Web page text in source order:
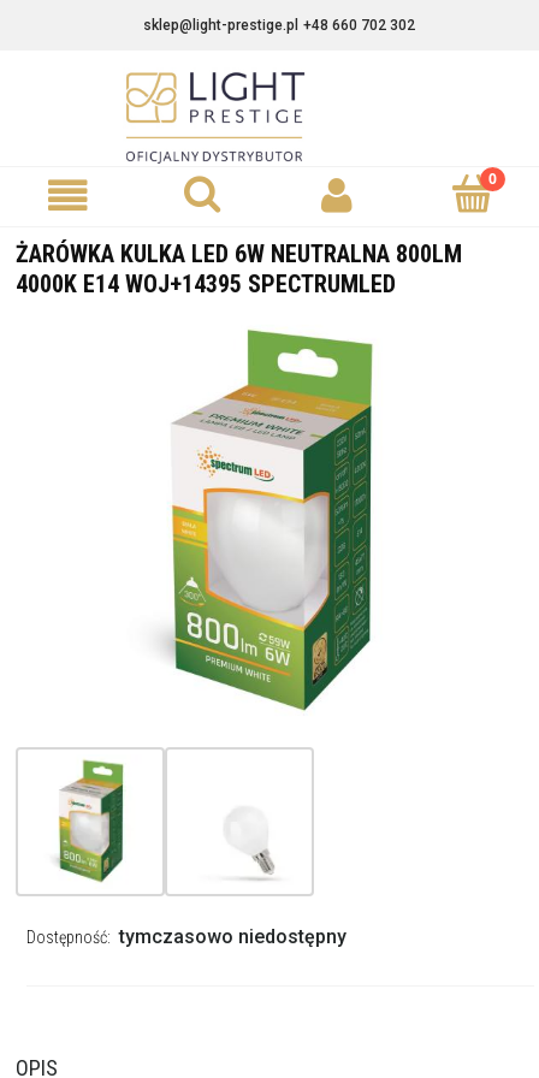
sklep@light-prestige.pl +48 660 702 302
ŻARÓWKA KULKA LED 6W NEUTRALNA 800LM
4000K E14 WOJ+14395 SPECTRUMLED
Dostępność: tymczasowo niedostępny
OPIS